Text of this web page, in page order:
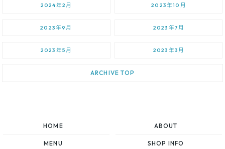
2024年2月 2023年10月
2023年9月 2023年7月
2023年5月 2023年3月
ARCHIVE TOP
HOME ABOUT
MENU SHOP INFO